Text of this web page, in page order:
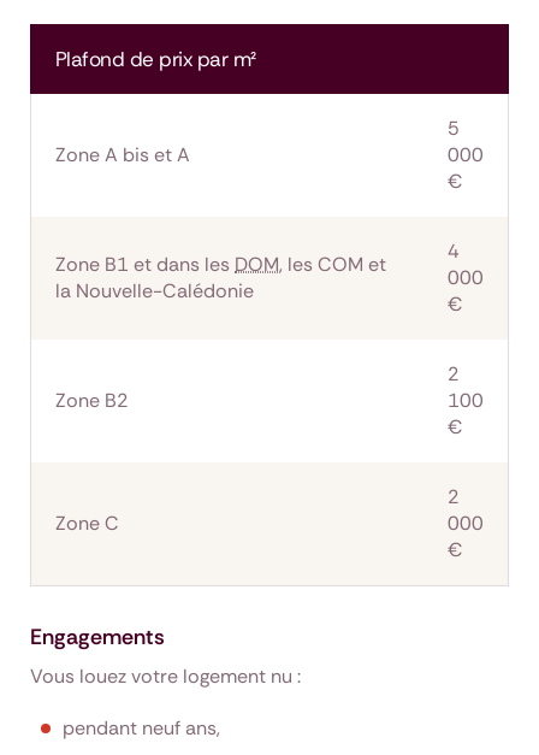
Plafond de prix par m²
Zone A bis et A
5
000
€
Zone B1 et dans les DOM, les COM et
la Nouvelle-Calédonie
4
000
€
Zone B2
2
100
€
Zone C
2
000
€
Engagements
Vous louez votre logement nu :
pendant neuf ans,